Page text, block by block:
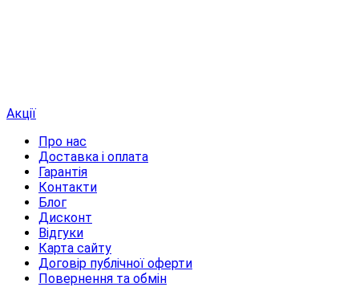
Акції
Про нас
Доставка і оплата
Гарантія
Контакти
Блог
Дисконт
Відгуки
Карта сайту
Договір публічної оферти
Повернення та обмін